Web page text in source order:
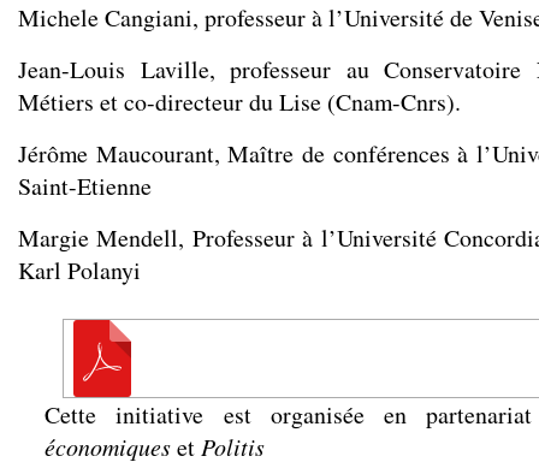
Michele Cangiani, professeur à l’Université de
Jean-Louis Laville, professeur au
Métiers et co-directeur du Lise (Cnam-Cnrs).
Jérôme Maucourant, Maître de conférences à
Saint-Etienne
Margie Mendell, Professeur à l’Université
Karl Polanyi
Cette initiative est organisée en
économiqueset Politis